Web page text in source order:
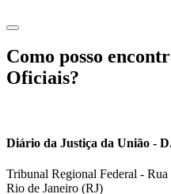
Como posso
Oficiais?
Diário da Justiça da União -
Tribunal Regional Federal -
Rio de Janeiro (RJ)